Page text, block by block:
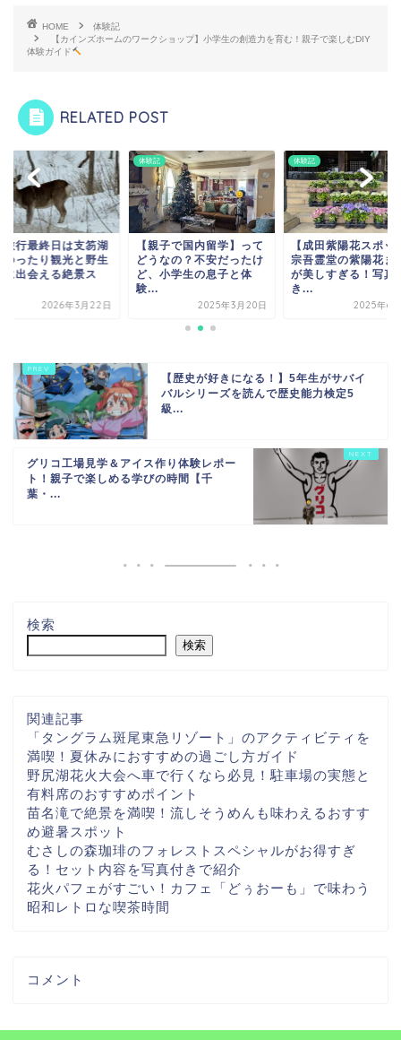
HOME
体験記
【カインズホームのワークショップ】小学生の創造力を育む！親子で楽しむDIY
体験ガイド
RELATED POST
旅行最終日は支笏湖
ゆったり観光と野生
に出会える絶景ス
2026年3月22日
体験記
【親子で国内留学】って
どうなの？不安だったけ
ど、小学生の息子と体
験...
2025年3月20日
体験記
【成田紫陽花スポッ
宗吾霊堂の紫陽花ま
が美しすぎる！写真
き...
2025年6
【歴史が好きになる！】5年生がサバイ
バルシリーズを読んで歴史能力検定5
級...
グリコ工場見学＆アイス作り体験レポー
ト！親子で楽しめる学びの時間【千
葉・...
検索
検索
関連記事
「タングラム斑尾東急リゾート」のアクティビティを
満喫！夏休みにおすすめの過ごし方ガイド
野尻湖花火大会へ車で行くなら必見！駐車場の実態と
有料席のおすすめポイント
苗名滝で絶景を満喫！流しそうめんも味わえるおすす
め避暑スポット
むさしの森珈琲のフォレストスペシャルがお得すぎ
る！セット内容を写真付きで紹介
花火パフェがすごい！カフェ「どぅおーも」で味わう
昭和レトロな喫茶時間
コメント